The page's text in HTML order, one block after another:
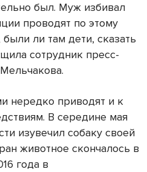
был. Муж избивал
проводят по этому
ли там дети, сказать
сотрудник пресс-
нередко приводят и к
В середине мая
изувечил собаку своей
животное скончалось в
года в